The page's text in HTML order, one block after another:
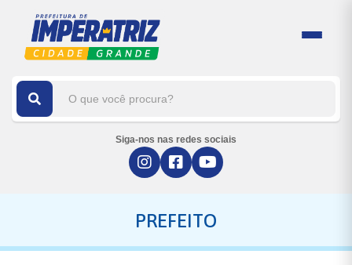
Siga-nos nas redes sociais
PREFEITO